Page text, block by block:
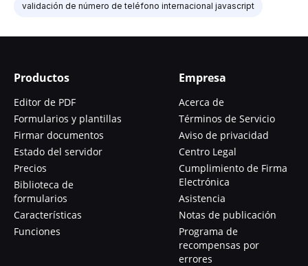
validación de número de teléfono internacional javascript
Productos
Editor de PDF
Formularios y plantillas
Firmar documentos
Estado del servidor
Precios
Biblioteca de
formularios
Características
Funciones
Empresa
Acerca de
Términos de Servicio
Aviso de privacidad
Centro Legal
Cumplimiento de Firma
Electrónica
Asistencia
Notas de publicación
Programa de
recompensas por
errores